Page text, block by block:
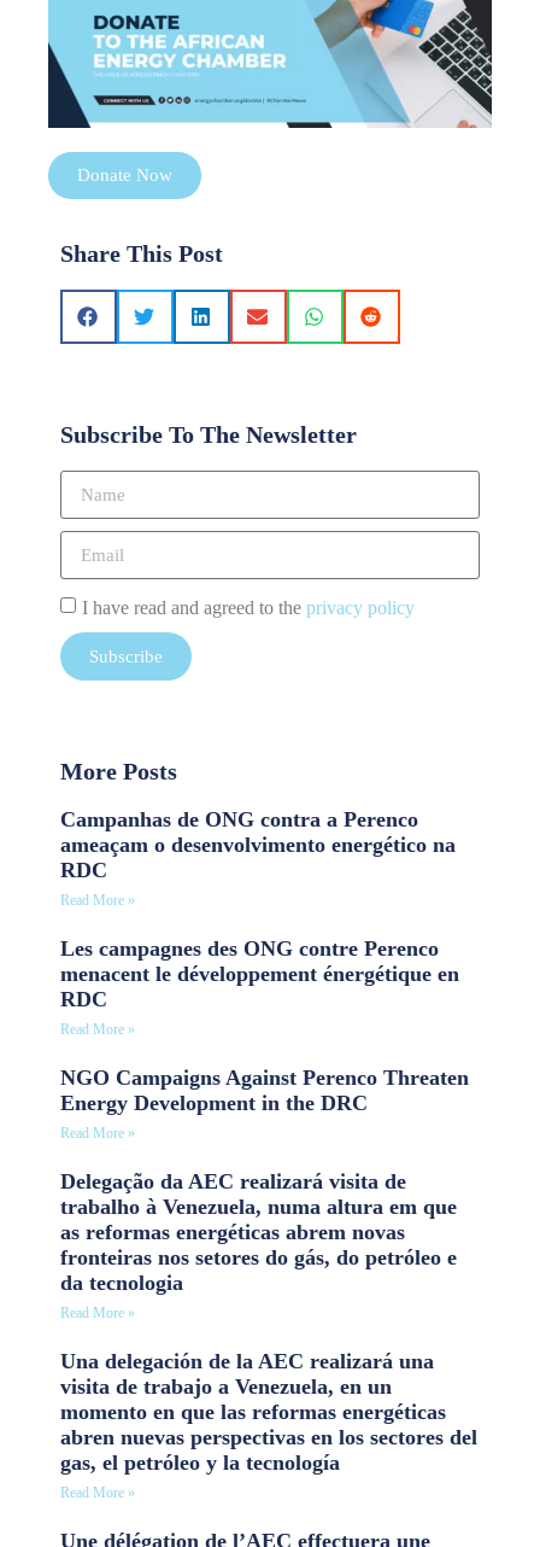
Donate Now
Share This Post
Subscribe To The Newsletter
I have read and agreed to the privacy policy
Subscribe
More Posts
Campanhas de ONG contra a Perenco
ameaçam o desenvolvimento energético na
RDC
Read More »
Les campagnes des ONG contre Perenco
menacent le développement énergétique en
RDC
Read More »
NGO Campaigns Against Perenco Threaten
Energy Development in the DRC
Read More »
Delegação da AEC realizará visita de
trabalho à Venezuela, numa altura em que
as reformas energéticas abrem novas
fronteiras nos setores do gás, do petróleo e
da tecnologia
Read More »
Una delegación de la AEC realizará una
visita de trabajo a Venezuela, en un
momento en que las reformas energéticas
abren nuevas perspectivas en los sectores del
gas, el petróleo y la tecnología
Read More »
Une délégation de l’AEC effectuera une